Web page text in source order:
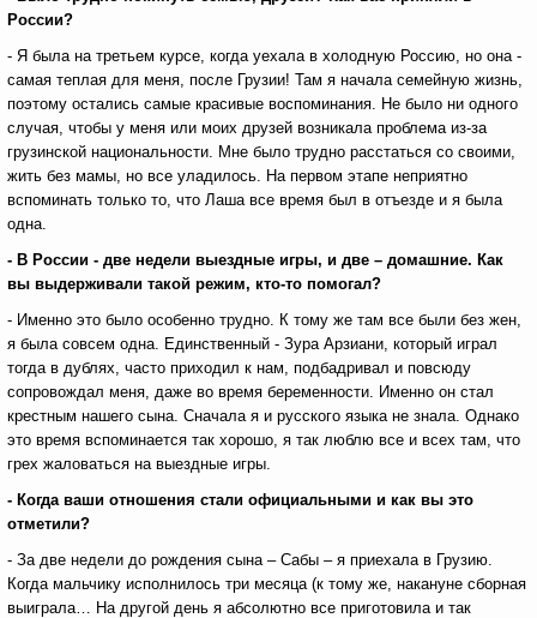
России?
- Я была на третьем курсе, когда уехала в холодную Россию, но она -
самая теплая для меня, после Грузии! Там я начала семейную жизнь,
поэтому остались самые красивые воспоминания. Не было ни одного
случая, чтобы у меня или моих друзей возникала проблема из-за
грузинской национальности. Мне было трудно расстаться со своими,
жить без мамы, но все уладилось. На первом этапе неприятно
вспоминать только то, что Лаша все время был в отъезде и я была
одна.
- В России - две недели выездные игры, и две – домашние. Как
вы выдерживали такой режим, кто-то помогал?
- Именно это было особенно трудно. К тому же там все были без жен,
я была совсем одна. Единственный - Зура Арзиани, который играл
тогда в дублях, часто приходил к нам, подбадривал и повсюду
сопровождал меня, даже во время беременности. Именно он стал
крестным нашего сына. Сначала я и русского языка не знала. Однако
это время вспоминается так хорошо, я так люблю все и всех там, что
грех жаловаться на выездные игры.
- Когда ваши отношения стали официальными и как вы это
отметили?
- За две недели до рождения сына – Сабы – я приехала в Грузию.
Когда мальчику исполнилось три месяца (к тому же, накануне сборная
выиграла… На другой день я абсолютно все приготовила и так